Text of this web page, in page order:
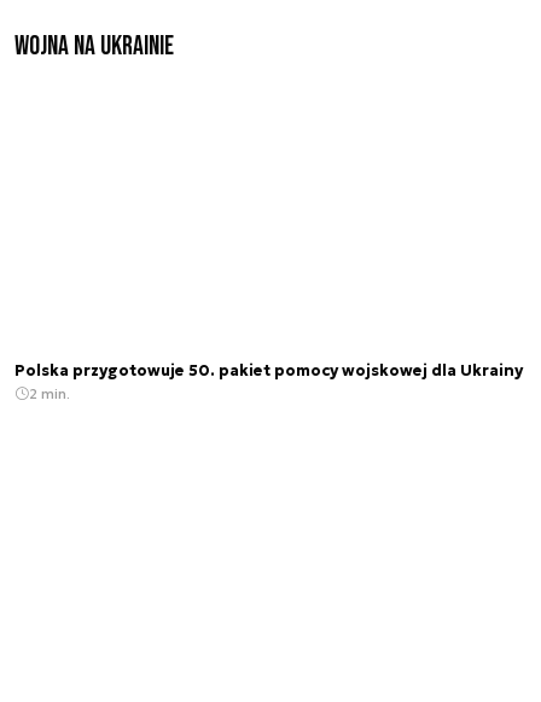
Wojna na Ukrainie
Polska przygotowuje 50. pakiet pomocy wojskowej dla Ukrainy
2 min.